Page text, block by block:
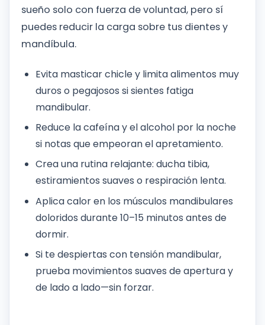
sueño solo con fuerza de voluntad, pero sí
puedes reducir la carga sobre tus dientes y
mandíbula.
Evita masticar chicle y limita alimentos muy
duros o pegajosos si sientes fatiga
mandibular.
Reduce la cafeína y el alcohol por la noche
si notas que empeoran el apretamiento.
Crea una rutina relajante: ducha tibia,
estiramientos suaves o respiración lenta.
Aplica calor en los músculos mandibulares
doloridos durante 10–15 minutos antes de
dormir.
Si te despiertas con tensión mandibular,
prueba movimientos suaves de apertura y
de lado a lado—sin forzar.